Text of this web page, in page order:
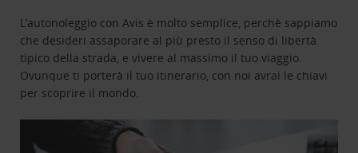
L’autonoleggio con Avis è molto semplice, perchè sappiamo
che desideri assaporare al più presto il senso di libertà
tipico della strada, e vivere al massimo il tuo viaggio.
Ovunque ti porterà il tuo itinerario, con noi avrai le chiavi
per scoprire il mondo.